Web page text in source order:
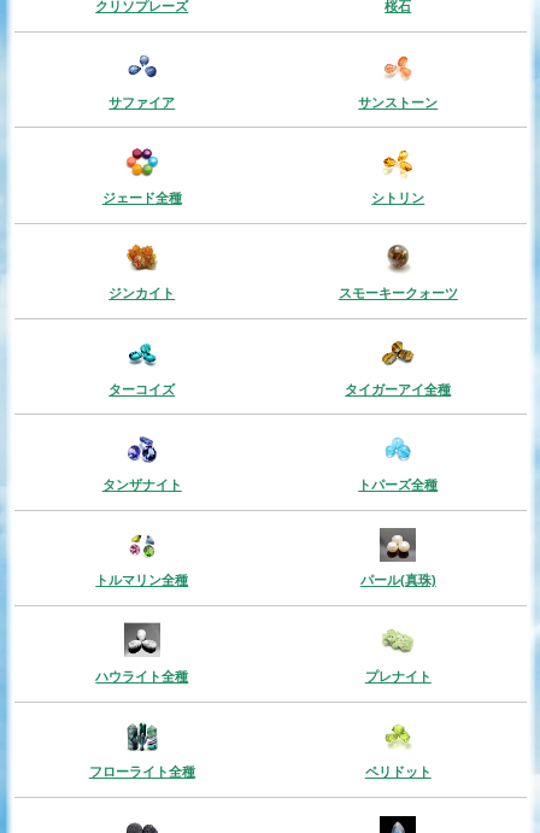
クリソプレーズ 桜石
サファイア サンストーン
ジェード全種 シトリン
ジンカイト スモーキークォーツ
ターコイズ タイガーアイ全種
タンザナイト トパーズ全種
トルマリン全種 パール(真珠)
ハウライト全種 プレナイト
フローライト全種 ペリドット